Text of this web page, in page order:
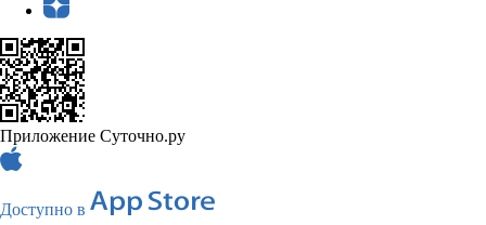
Приложение Суточно.ру
Доступно в